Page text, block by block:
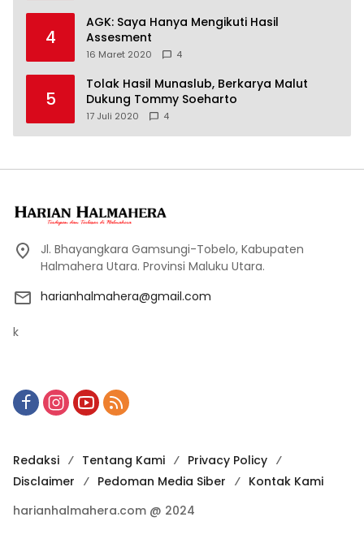
4
AGK: Saya Hanya Mengikuti Hasil
Assesment
16 Maret 2020 4
5
Tolak Hasil Munaslub, Berkarya Malut
Dukung Tommy Soeharto
17 Juli 2020 4
Jl. Bhayangkara Gamsungi-Tobelo, Kabupaten
Halmahera Utara. Provinsi Maluku Utara.
harianhalmahera@gmail.com
k
Redaksi Tentang Kami
Privacy Policy
Disclaimer
Pedoman Media Siber
Kontak Kami
harianhalmahera.com @ 2024